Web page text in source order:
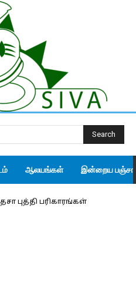
Search
ஆலயங்கள் இன்றைய
தசா புத்தி பரிகாரங்கள்